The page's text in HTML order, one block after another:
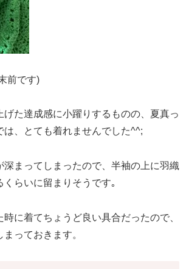
前です)
げた達成感に小躍りするものの、夏真っ
は、とても着れませんでした^^;
深まってしまったので、半袖の上に羽織
くらいに留まりそうです｡
に着てちょうど良い具合だったので、
っておきます。